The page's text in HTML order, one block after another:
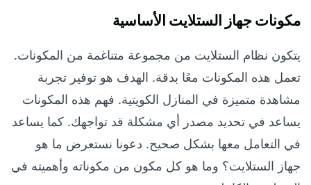
مكونات جهاز الستلايت الأساسية
يتكون نظام الستلايت من مجموعة متناغمة من المكونات.
تعمل هذه المكونات معًا بدقة. الهدف هو توفير تجربة
مشاهدة متميزة في المنازل الكويتية. فهم هذه المكونات
يساعد في تحديد مصدر أي مشكلة قد تواجهك. كما يساعد
في التعامل معها بشكل صحيح. دعونا نستعرض ما هو
جهاز الستلايت؟ وما هو كل مكون من مكوناته وأهميته في